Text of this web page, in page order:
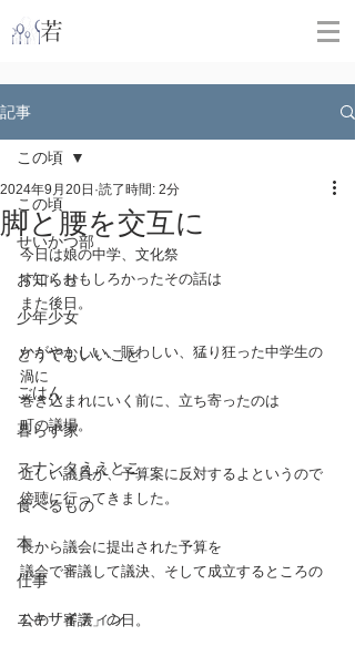
​
記事
この頃
せいかつ部
お知らせ
少年少女
どうでもいいこと
ごはん
暮らす家
スナンタええとこ
食べるもの
本
仕事
エキサイティン
この頃
脚と腰を交互に
2024年9月20日 読了時間: 2分
今日は娘の中学、文化祭
すごくおもしろかったその話は
また後日。
かがやかしい、賑わしい、猛り狂った中学生の
渦に
巻き込まれにいく前に、立ち寄ったのは
町の議場。
近しい議員が、予算案に反対するよというので
傍聴に行ってきました。
長から議会に提出された予算を
議会で審議して議決、そして成立するところの
公の「審議」の日。